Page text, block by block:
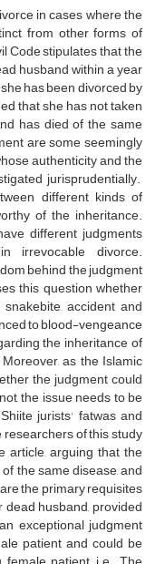
in cases where the
from other forms of
Code stipulates that the
husband within a year
has been divorced by
that she has not taken
has died of the same
are some seemingly
authenticity and the
jurisprudentially.
different kinds of
of the inheritance.
different judgments
irrevocable divorce.
behind the judgment
this question whether
accident and
to blood-vengeance
the inheritance of
as the Islamic
the judgment could
the issue needs to be
jurists' fatwas and
of this study
article, arguing that the
the same disease, and
the primary requisites
husband, provided
exceptional judgment
patient and could be